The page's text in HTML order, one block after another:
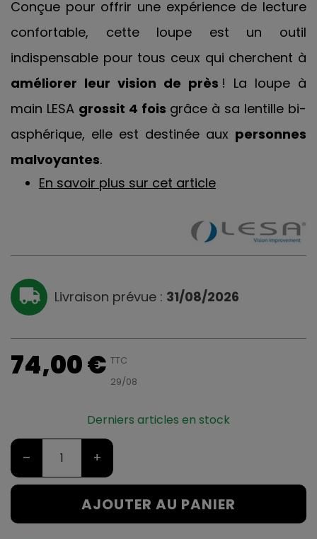
Conçue pour offrir une expérience de lecture
confortable, cette loupe est un outil
indispensable pour tous ceux qui cherchent à
améliorer leur vision de près ! La loupe à
main LESA grossit 4 fois grâce à sa lentille bi-
asphérique, elle est destinée aux personnes
malvoyantes.
En savoir plus sur cet article
Livraison prévue : 31/08/2026
74,00 € TTC
29/08
Derniers articles en stock
– +
AJOUTER AU PANIER